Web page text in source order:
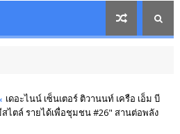
เดอะไนน์ เซ็นเตอร์ ติวานนท์ เครือ เอ็ม บี
ไตล์ รายได้เพื่อชุมชน #26" สานต่อพลัง